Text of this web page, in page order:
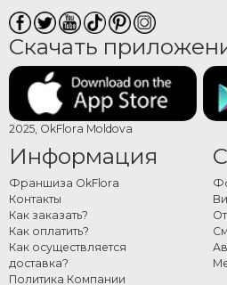
Скачать
2025, OkFlora Moldova
Информация
Франшиза OkFlora
Контакты
Как заказать?
Как оплатить?
Как осуществляется
доставка?
Политика Компании